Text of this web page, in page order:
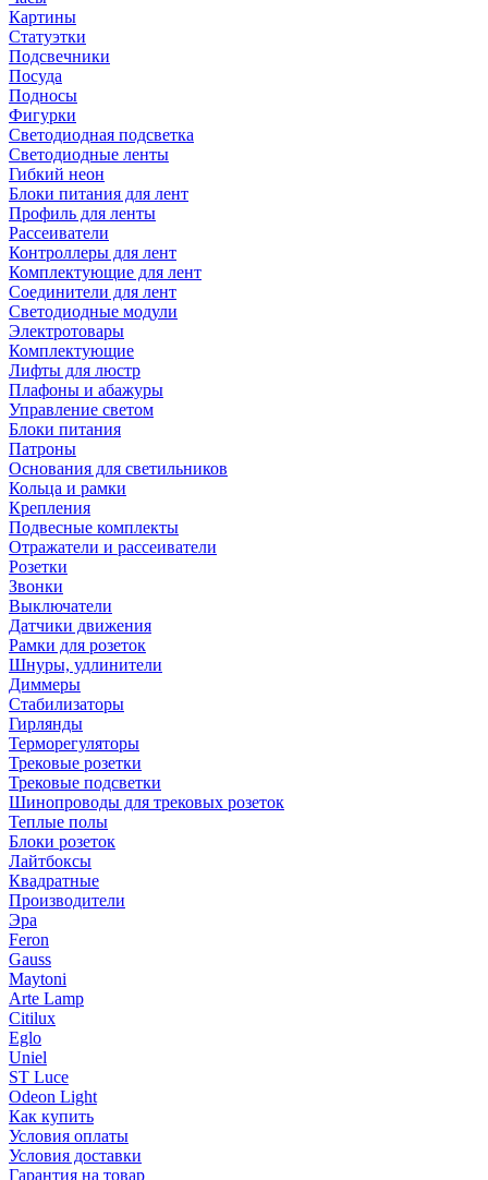
Картины
Статуэтки
Подсвечники
Посуда
Подносы
Фигурки
Светодиодная подсветка
Светодиодные ленты
Гибкий неон
Блоки питания для лент
Профиль для ленты
Рассеиватели
Контроллеры для лент
Комплектующие для лент
Соединители для лент
Светодиодные модули
Электротовары
Комплектующие
Лифты для люстр
Плафоны и абажуры
Управление светом
Блоки питания
Патроны
Основания для светильников
Кольца и рамки
Крепления
Подвесные комплекты
Отражатели и рассеиватели
Розетки
Звонки
Выключатели
Датчики движения
Рамки для розеток
Шнуры, удлинители
Диммеры
Стабилизаторы
Гирлянды
Терморегуляторы
Трековые розетки
Трековые подсветки
Шинопроводы для трековых розеток
Теплые полы
Блоки розеток
Лайтбоксы
Квадратные
Производители
Эра
Feron
Gauss
Maytoni
Arte Lamp
Citilux
Eglo
Uniel
ST Luce
Odeon Light
Как купить
Условия оплаты
Условия доставки
Гарантия на товар